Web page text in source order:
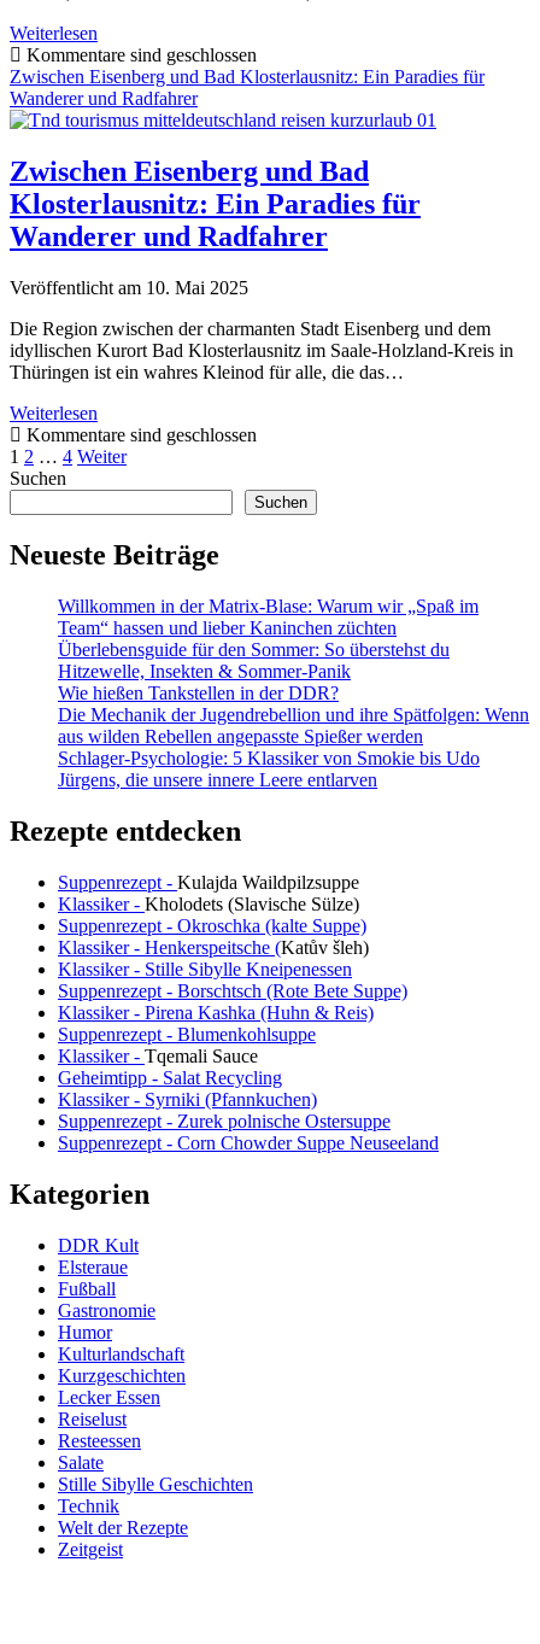
Weiterlesen
Schleiz
und
Gefell:
Dein
Herzen
des
Kommentare sind geschlossen
Zwischen Eisenberg und Bad Klosterlausnitz: Ein Paradies für
Wanderer und Radfahrer
Zwischen Eisenberg und Bad
Klosterlausnitz: Ein Paradies für
Wanderer und Radfahrer
Veröffentlicht am 10. Mai 2025
Die Region zwischen der charmanten Stadt Eisenberg und dem
idyllischen Kurort Bad Klosterlausnitz im Saale-Holzland-Kreis in
Thüringen ist ein wahres Kleinod für alle, die das…
Weiterlesen
Eisenberg
und
Ein
Paradies
für
und
Radfahrer
Kommentare sind geschlossen
Seitennummerierung
der
Beiträge
1 2 … 4 Weiter
Sidebar
Suchen
Suchen
Neueste Beiträge
Willkommen in der Matrix-Blase: Warum wir „Spaß im
Team“ hassen und lieber Kaninchen züchten
Überlebensguide für den Sommer: So überstehst du
Hitzewelle, Insekten & Sommer-Panik
Wie hießen Tankstellen in der DDR?
Die Mechanik der Jugendrebellion und ihre Spätfolgen: Wenn
aus wilden Rebellen angepasste Spießer werden
Schlager-Psychologie: 5 Klassiker von Smokie bis Udo
Jürgens, die unsere innere Leere entlarven
Rezepte entdecken
Suppenrezept - Kulajda Waildpilzsuppe
Klassiker - Kholodets (Slavische Sülze)
Suppenrezept - Okroschka (kalte Suppe)
Klassiker - Henkerspeitsche (Katův šleh)
Klassiker - Stille Sibylle Kneipenessen
Suppenrezept - Borschtsch (Rote Bete Suppe)
Klassiker - Pirena Kashka (Huhn & Reis)
Suppenrezept - Blumenkohlsuppe
Klassiker - Tqemali Sauce
Geheimtipp - Salat Recycling
Klassiker - Syrniki (Pfannkuchen)
Suppenrezept - Zurek polnische Ostersuppe
Suppenrezept - Corn Chowder Suppe Neuseeland
Kategorien
DDR Kult
Elsteraue
Fußball
Gastronomie
Humor
Kulturlandschaft
Kurzgeschichten
Lecker Essen
Reiselust
Resteessen
Salate
Stille Sibylle Geschichten
Technik
Welt der Rezepte
Zeitgeist